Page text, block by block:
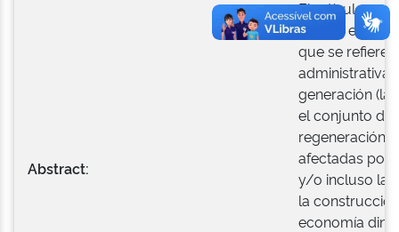
Abstract:
El artículo
Estado en los
que se refiere
generación
el conjunto de
regeneración
afectadas por
y/o incluso la
la
economía